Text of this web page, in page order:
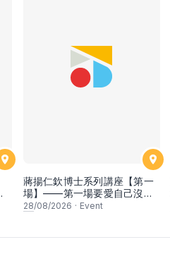
蔣揚仁欽博士系列講座【第一
場】——第一場要愛自己沒
錯，但方法對了嗎？
28/08/2026 · Event